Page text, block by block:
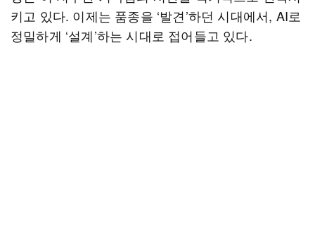
키고 있다. 이제는 품종을 ‘발견’하던 시대에서, AI로
정밀하게 ‘설계’하는 시대로 접어들고 있다.